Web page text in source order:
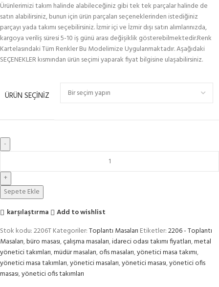
Ürünlerimizi takım halinde alabileceğiniz gibi tek tek parçalar halinde de
satın alabilirsiniz, bunun için ürün parçaları seçeneklerinden istediğiniz
parçayı yada takımı seçebilirsiniz. İzmir içi ve İzmir dışı satın alımlarınızda,
kargoya veriliş süresi 5-10 iş günü arası değişiklik gösterebilmektedir.Renk
Kartelasındaki Tüm Renkler Bu Modelimize Uygulanmaktadır. Aşağıdaki
SEÇENEKLER kısmından ürün seçimi yaparak fiyat bilgisine ulaşabilirsiniz.
ÜRÜN SEÇINIZ
Sepete Ekle
karşılaştırma
Add to wishlist
Stok kodu:2206TKategoriler:Toplantı Masaları Etiketler:2206 - Toplantı
Masaları,büro masası,çalışma masaları,idareci odası takımı fiyatları,metal
yönetici takımları,müdür masaları,ofis masaları,yönetici masa takımı,
yönetici masa takımları,yönetici masaları,yönetici masası,yönetici ofis
masası,yönetici ofis takımları